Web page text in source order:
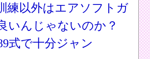
練以外はエアソフトガ
いんじゃないのか？
式で十分ジャン